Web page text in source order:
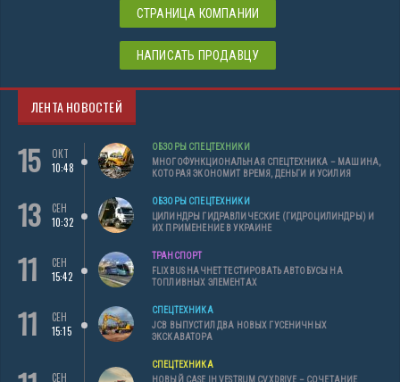
СТРАНИЦА КОМПАНИИ
НАПИСАТЬ ПРОДАВЦУ
ЛЕНТА НОВОСТЕЙ
15
ОКТ
10:48
ОБЗОРЫ СПЕЦТЕХНИКИ
МНОГОФУНКЦИОНАЛЬНАЯ СПЕЦТЕХНИКА – МАШИНА,
КОТОРАЯ ЭКОНОМИТ ВРЕМЯ, ДЕНЬГИ И УСИЛИЯ
13
СЕН
10:32
ОБЗОРЫ СПЕЦТЕХНИКИ
ЦИЛИНДРЫ ГИДРАВЛИЧЕСКИЕ (ГИДРОЦИЛИНДРЫ) И
ИХ ПРИМЕНЕНИЕ В УКРАИНЕ
11
СЕН
15:42
ТРАНСПОРТ
FLIXBUS НАЧНЕТ ТЕСТИРОВАТЬ АВТОБУСЫ НА
ТОПЛИВНЫХ ЭЛЕМЕНТАХ
11
СЕН
15:15
СПЕЦТЕХНИКА
JCB ВЫПУСТИЛ ДВА НОВЫХ ГУСЕНИЧНЫХ
ЭКСКАВАТОРА
СЕН
СПЕЦТЕХНИКА
НОВЫЙ CASE IH VESTRUM CVXDRIVE – СОЧЕТАНИЕ